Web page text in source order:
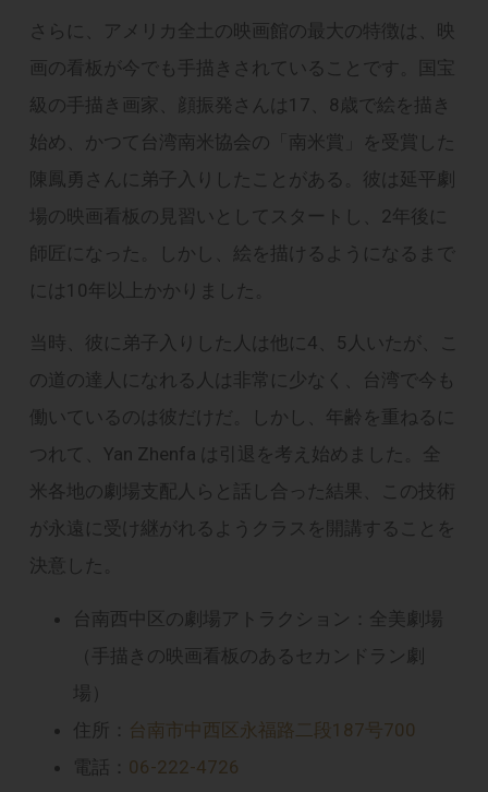
さらに、アメリカ全土の映画館の最大の特徴は、映
画の看板が今でも手描きされていることです。国宝
級の手描き画家、顔振発さんは17、8歳で絵を描き
始め、かつて台湾南米協会の「南米賞」を受賞した
陳鳳勇さんに弟子入りしたことがある。彼は延平劇
場の映画看板の見習いとしてスタートし、2年後に
師匠になった。しかし、絵を描けるようになるまで
には10年以上かかりました。
当時、彼に弟子入りした人は他に4、5人いたが、こ
の道の達人になれる人は非常に少なく、台湾で今も
働いているのは彼だけだ。しかし、年齢を重ねるに
つれて、Yan Zhenfa は引退を考え始めました。全
米各地の劇場支配人らと話し合った結果、この技術
が永遠に受け継がれるようクラスを開講することを
決意した。
台南西中区の劇場アトラクション：全美劇場
（手描きの映画看板のあるセカンドラン劇
場）
住所： 台南市中西区永福路二段187号700
電話： 06-222-4726